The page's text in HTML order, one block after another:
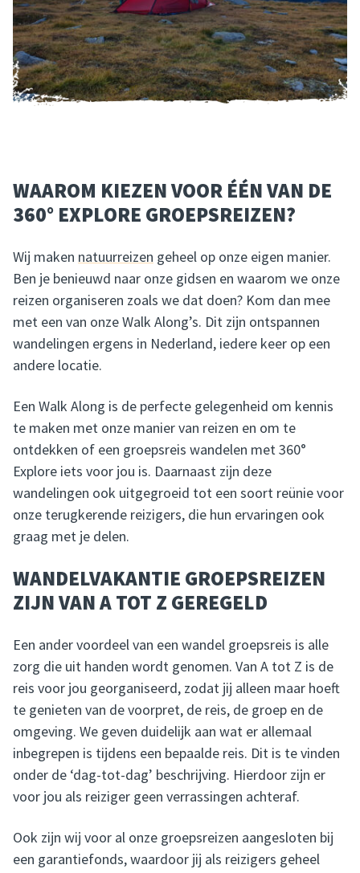
WAAROM KIEZEN VOOR ÉÉN VAN DE
360° EXPLORE GROEPSREIZEN?
Wij maken natuurreizen geheel op onze eigen manier.
Ben je benieuwd naar onze gidsen en waarom we onze
reizen organiseren zoals we dat doen? Kom dan mee
met een van onze Walk Along’s. Dit zijn ontspannen
wandelingen ergens in Nederland, iedere keer op een
andere locatie.
Een Walk Along is de perfecte gelegenheid om kennis
te maken met onze manier van reizen en om te
ontdekken of een groepsreis wandelen met 360°
Explore iets voor jou is. Daarnaast zijn deze
wandelingen ook uitgegroeid tot een soort reünie voor
onze terugkerende reizigers, die hun ervaringen ook
graag met je delen.
WANDELVAKANTIE GROEPSREIZEN
ZIJN VAN A TOT Z GEREGELD
Een ander voordeel van een wandel groepsreis is alle
zorg die uit handen wordt genomen. Van A tot Z is de
reis voor jou georganiseerd, zodat jij alleen maar hoeft
te genieten van de voorpret, de reis, de groep en de
omgeving. We geven duidelijk aan wat er allemaal
inbegrepen is tijdens een bepaalde reis. Dit is te vinden
onder de ‘dag-tot-dag’ beschrijving. Hierdoor zijn er
voor jou als reiziger geen verrassingen achteraf.
Ook zijn wij voor al onze groepsreizen aangesloten bij
een garantiefonds, waardoor jij als reizigers geheel